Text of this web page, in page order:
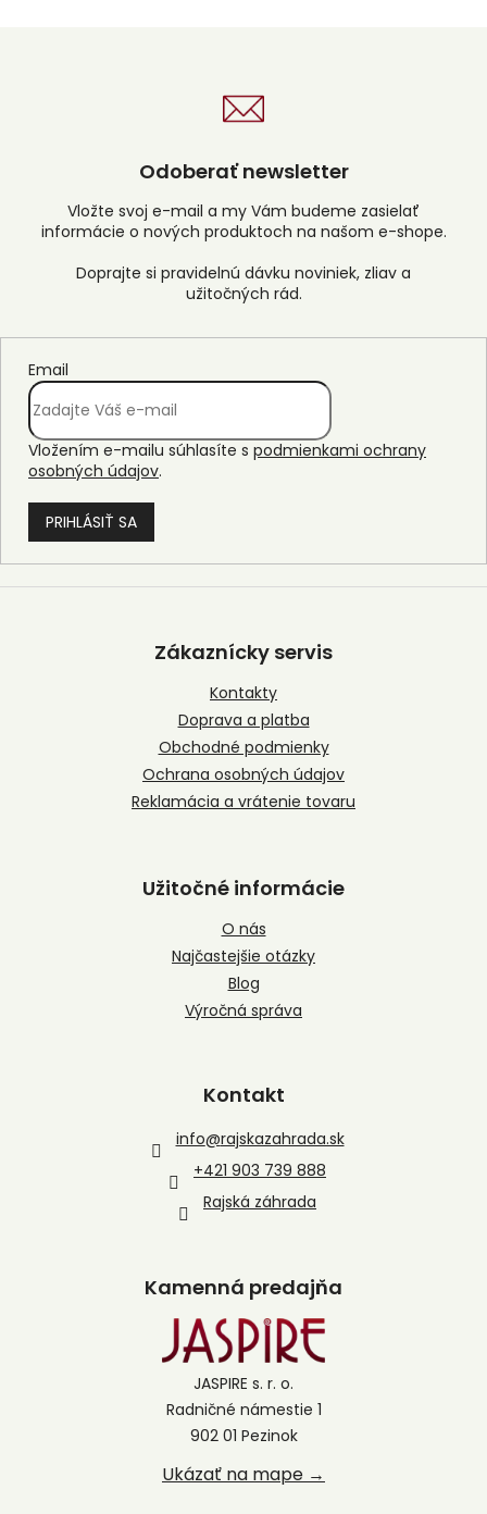
u
Odoberať newsletter
Vložte svoj e-mail a my Vám budeme zasielať
informácie o nových produktoch na našom e-shope.
Email
Vložením e-mailu súhlasíte s podmienkami ochrany
osobných údajov.
PRIHLÁSIŤ SA
Z
Zákaznícky servis
Kontakty
Doprava a platba
Obchodné podmienky
Ochrana osobných údajov
Reklamácia a vrátenie tovaru
Užitočné informácie
O nás
Najčastejšie otázky
Blog
Výročná správa
Kontakt
info@rajskazahrada.sk
+421 903 739 888
Rajská záhrada
Kamenná predajňa
JASPIRE s. r. o.
Radničné námestie 1
902 01 Pezinok
Ukázať na mape →